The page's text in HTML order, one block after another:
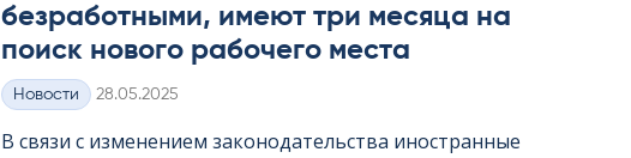
безработными, имеют три месяца на
поиск нового рабочего места
Категории
Hовости Kirjoitettu
28.05.2025
В связи с изменением законодательства иностранные